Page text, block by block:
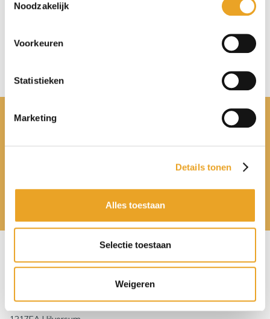
Noodzakelijk
Voorkeuren
Statistieken
Marketing
Details tonen
Alles toestaan
Selectie toestaan
Weigeren
Verzenden
Wil jij ook meer in balans komen en ben je
benieuwd welke voeding bij jouw lichaam past?
Contact
Hoflaan 24